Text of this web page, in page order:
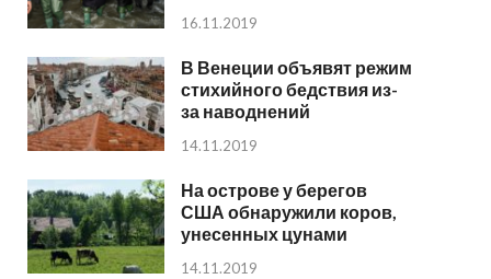
16.11.2019
В Венеции объявят режим
стихийного бедствия из-
за наводнений
14.11.2019
На острове у берегов
США обнаружили коров,
унесенных цунами
14.11.2019